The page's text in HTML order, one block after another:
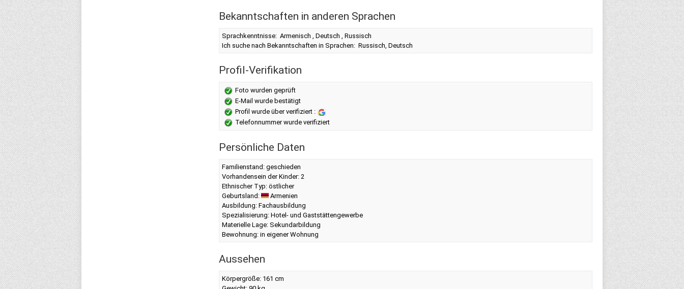
Bekanntschaften in anderen Sprachen
Sprachkenntnisse: Armenisch , Deutsch , Russisch
Ich suche nach Bekanntschaften in Sprachen: Russisch, Deutsch
Profil-Verifikation
Foto wurden geprüft
E-Mail wurde bestätigt
Profil wurde über verifiziert :
Telefonnummer wurde verifiziert
Persönliche Daten
Familienstand: geschieden
Vorhandensein der Kinder: 2
Ethnischer Typ: östlicher
Geburtsland:
Armenien
Ausbildung: Fachausbildung
Spezialisierung: Hotel- und Gaststättengewerbe
Materielle Lage: Sekundarbildung
Bewohnung: in eigener Wohnung
Aussehen
Körpergröße: 161 cm